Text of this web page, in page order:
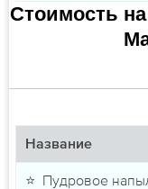
Стоимость
Название
⭐ Пудровое